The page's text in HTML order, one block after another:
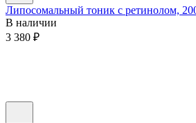
Липосомальный тоник с ретинолом,
В наличии
3 380 ₽